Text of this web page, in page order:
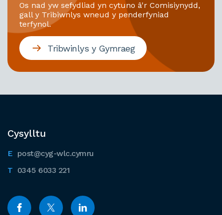
Os nad yw sefydliad yn cytuno â'r Comisiynydd,
gall y Tribiwnlys wneud y penderfyniad
terfynol.
Tribwinlys y Gymraeg
Cysylltu
post@cyg-wlc.cymru
0345 6033 221